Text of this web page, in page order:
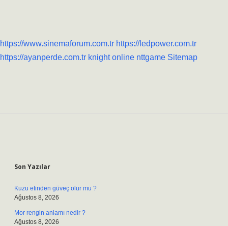
https://www.sinemaforum.com.tr https://ledpower.com.tr
https://ayanperde.com.tr knight online nttgame Sitemap
Son Yazılar
Kuzu etinden güveç olur mu ?
Ağustos 8, 2026
Mor rengin anlamı nedir ?
Ağustos 8, 2026